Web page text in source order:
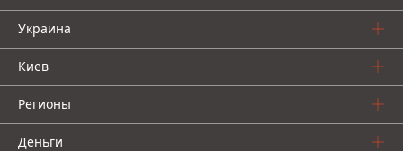
Украина
Киев
Регионы
Деньги